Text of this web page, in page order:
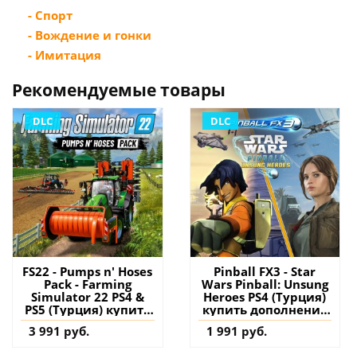
- Спорт
- Вождение и гонки
- Имитация
Рекомендуемые товары
DLC
FS22 - Pumps n' Hoses
Pack - Farming
Simulator 22 PS4 &
PS5 (Турция) купить
дополнение на
аккаунт
3 991 руб.
DLC
Pinball FX3 - Star
Wars Pinball: Unsung
Heroes PS4 (Турция)
купить дополнение
на аккаунт
1 991 руб.